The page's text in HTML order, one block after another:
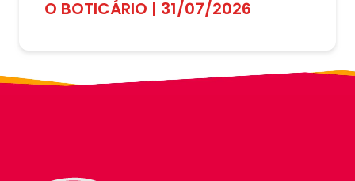
O BOTICÁRIO | 31/07/2026